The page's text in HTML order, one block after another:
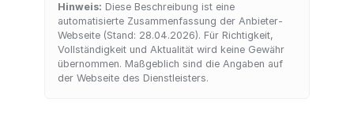
Hinweis: Diese Beschreibung ist eine
automatisierte Zusammenfassung der Anbieter-
Webseite (Stand: 28.04.2026). Für Richtigkeit,
Vollständigkeit und Aktualität wird keine Gewähr
übernommen. Maßgeblich sind die Angaben auf
der Webseite des Dienstleisters.